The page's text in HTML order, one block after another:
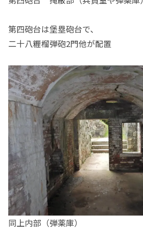
第四砲台は堡塁砲台で、
二十八糎榴弾砲2門他が配置
同上内部（弾薬庫）